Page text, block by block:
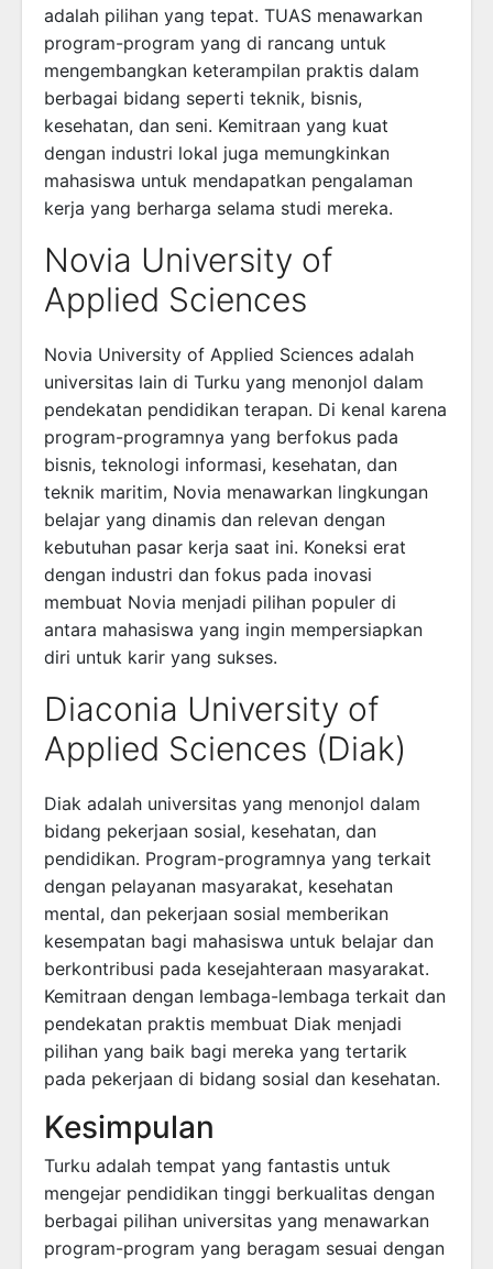
adalah pilihan yang tepat. TUAS menawarkan
program-program yang di rancang untuk
mengembangkan keterampilan praktis dalam
berbagai bidang seperti teknik, bisnis,
kesehatan, dan seni. Kemitraan yang kuat
dengan industri lokal juga memungkinkan
mahasiswa untuk mendapatkan pengalaman
kerja yang berharga selama studi mereka.
Novia University of
Applied Sciences
Novia University of Applied Sciences adalah
universitas lain di Turku yang menonjol dalam
pendekatan pendidikan terapan. Di kenal karena
program-programnya yang berfokus pada
bisnis, teknologi informasi, kesehatan, dan
teknik maritim, Novia menawarkan lingkungan
belajar yang dinamis dan relevan dengan
kebutuhan pasar kerja saat ini. Koneksi erat
dengan industri dan fokus pada inovasi
membuat Novia menjadi pilihan populer di
antara mahasiswa yang ingin mempersiapkan
diri untuk karir yang sukses.
Diaconia University of
Applied Sciences (Diak)
Diak adalah universitas yang menonjol dalam
bidang pekerjaan sosial, kesehatan, dan
pendidikan. Program-programnya yang terkait
dengan pelayanan masyarakat, kesehatan
mental, dan pekerjaan sosial memberikan
kesempatan bagi mahasiswa untuk belajar dan
berkontribusi pada kesejahteraan masyarakat.
Kemitraan dengan lembaga-lembaga terkait dan
pendekatan praktis membuat Diak menjadi
pilihan yang baik bagi mereka yang tertarik
pada pekerjaan di bidang sosial dan kesehatan.
Kesimpulan
Turku adalah tempat yang fantastis untuk
mengejar pendidikan tinggi berkualitas dengan
berbagai pilihan universitas yang menawarkan
program-program yang beragam sesuai dengan